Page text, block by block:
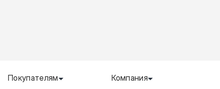
Покупателям Компания